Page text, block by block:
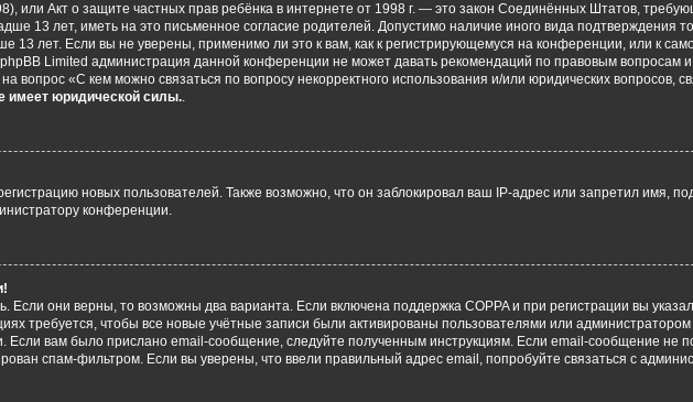
или Акт о защите частных прав ребёнка в интернете от 1998 г. — это закон Соединённых Штатов,
13 лет, иметь на это письменное согласие родителей. Допустимо наличие иного вида подтверждения
лет. Если вы не уверены, применимо ли это к вам, как к регистрирующемуся на конференции, или к
Limited администрация данной конференции не может давать рекомендаций по правовым вопросам
вопрос «С кем можно связаться по вопросу некорректного использования и/или юридических вопросов,
имеет юридической силы..
новых пользователей. Также возможно, что он заблокировал ваш IP-адрес или запретил имя,
конференции.
Если они верны, то возможны два варианта. Если включена поддержка COPPA и при регистрации вы
требуется, чтобы все новые учётные записи были активированы пользователями или администратором
Если вам было прислано email-сообщение, следуйте полученным инструкциям. Если email-сообщение не
спам-фильтром. Если вы уверены, что ввели правильный адрес email, попробуйте связаться с